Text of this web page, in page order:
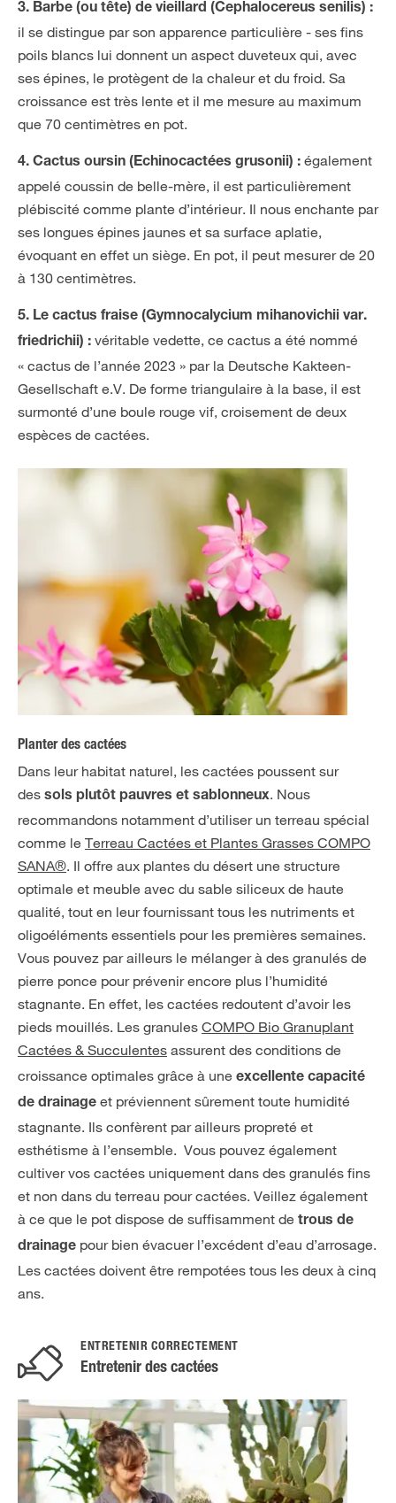
3. Barbe (ou tête) de vieillard (Cephalocereus senilis) :
il se distingue par son apparence particulière - ses fins
poils blancs lui donnent un aspect duveteux qui, avec
ses épines, le protègent de la chaleur et du froid. Sa
croissance est très lente et il me mesure au maximum
que 70 centimètres en pot.
4. Cactus oursin (Echinocactées grusonii) : également
appelé coussin de belle-mère, il est particulièrement
plébiscité comme plante d’intérieur. Il nous enchante par
ses longues épines jaunes et sa surface aplatie,
évoquant en effet un siège. En pot, il peut mesurer de 20
à 130 centimètres.
5. Le cactus fraise (Gymnocalycium mihanovichii var.
friedrichii) : véritable vedette, ce cactus a été nommé
« cactus de l’année 2023 » par la Deutsche Kakteen-
Gesellschaft e.V. De forme triangulaire à la base, il est
surmonté d’une boule rouge vif, croisement de deux
espèces de cactées.
Planter des cactées
Dans leur habitat naturel, les cactées poussent sur
des sols plutôt pauvres et sablonneux. Nous
recommandons notamment d’utiliser un terreau spécial
comme le Terreau Cactées et Plantes Grasses COMPO
SANA®. Il offre aux plantes du désert une structure
optimale et meuble avec du sable siliceux de haute
qualité, tout en leur fournissant tous les nutriments et
oligoéléments essentiels pour les premières semaines.
Vous pouvez par ailleurs le mélanger à des granulés de
pierre ponce pour prévenir encore plus l’humidité
stagnante. En effet, les cactées redoutent d’avoir les
pieds mouillés. Les granules COMPO Bio Granuplant
Cactées & Succulentes assurent des conditions de
croissance optimales grâce à une excellente capacité
de drainage et préviennent sûrement toute humidité
stagnante. Ils confèrent par ailleurs propreté et
esthétisme à l’ensemble. Vous pouvez également
cultiver vos cactées uniquement dans des granulés fins
et non dans du terreau pour cactées. Veillez également
à ce que le pot dispose de suffisamment de trous de
drainage pour bien évacuer l’excédent d’eau d’arrosage.
Les cactées doivent être rempotées tous les deux à cinq
ans.
ENTRETENIR CORRECTEMENT
Entretenir des cactées